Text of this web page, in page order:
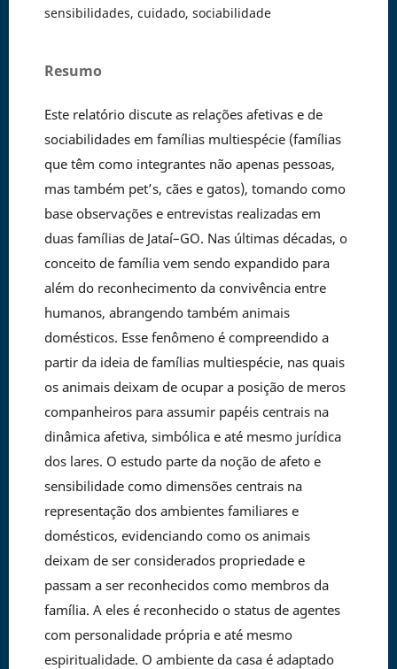
sensibilidades, cuidado, sociabilidade
Resumo
Este relatório discute as relações afetivas e de
sociabilidades em famílias multiespécie (famílias
que têm como integrantes não apenas pessoas,
mas também pet’s, cães e gatos), tomando como
base observações e entrevistas realizadas em
duas famílias de Jataí–GO. Nas últimas décadas, o
conceito de família vem sendo expandido para
além do reconhecimento da convivência entre
humanos, abrangendo também animais
domésticos. Esse fenômeno é compreendido a
partir da ideia de famílias multiespécie, nas quais
os animais deixam de ocupar a posição de meros
companheiros para assumir papéis centrais na
dinâmica afetiva, simbólica e até mesmo jurídica
dos lares. O estudo parte da noção de afeto e
sensibilidade como dimensões centrais na
representação dos ambientes familiares e
domésticos, evidenciando como os animais
deixam de ser considerados propriedade e
passam a ser reconhecidos como membros da
família. A eles é reconhecido o status de agentes
com personalidade própria e até mesmo
espiritualidade. O ambiente da casa é adaptado